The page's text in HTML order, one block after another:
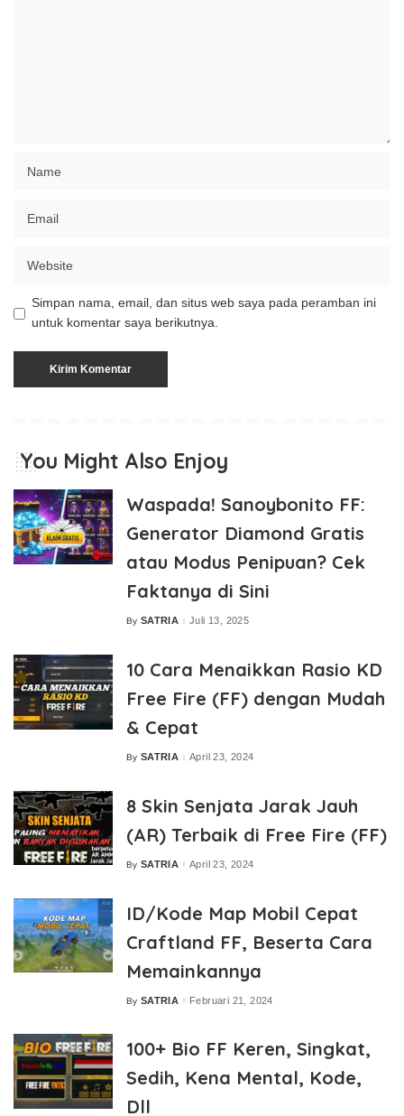
Simpan nama, email, dan situs web saya pada peramban ini
untuk komentar saya berikutnya.
You Might Also Enjoy
Waspada! Sanoybonito FF:
Generator Diamond Gratis
atau Modus Penipuan? Cek
Faktanya di Sini
Posted
By SATRIA Juli 13, 2025
10 Cara Menaikkan Rasio KD
Free Fire (FF) dengan Mudah
& Cepat
Posted
By SATRIA April 23, 2024
8 Skin Senjata Jarak Jauh
(AR) Terbaik di Free Fire (FF)
Posted
By SATRIA April 23, 2024
ID/Kode Map Mobil Cepat
Craftland FF, Beserta Cara
Memainkannya
Posted
By SATRIA Februari 21, 2024
100+ Bio FF Keren, Singkat,
Sedih, Kena Mental, Kode,
Dll